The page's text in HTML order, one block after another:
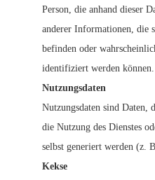
Person, die anhand dieser
anderer Informationen, die
befinden oder
identifiziert werden können.
Nutzungsdaten
Nutzungsdaten sind Daten,
die Nutzung des Dienstes
selbst generiert werden (z.
Kekse